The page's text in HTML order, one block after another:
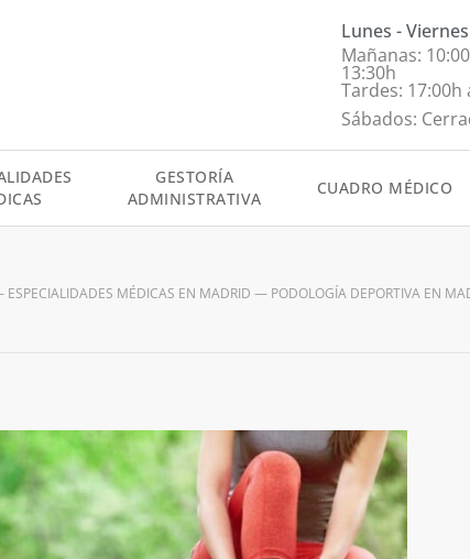
Lunes -
Mañanas:
13:30h
Tardes: 17:00h
Sábados:
GESTORÍA
ADMINISTRATIVA
CUADRO MÉDICO
ESPECIALIDADES MÉDICAS EN MADRID — PODOLOGÍA DEPORTIVA EN